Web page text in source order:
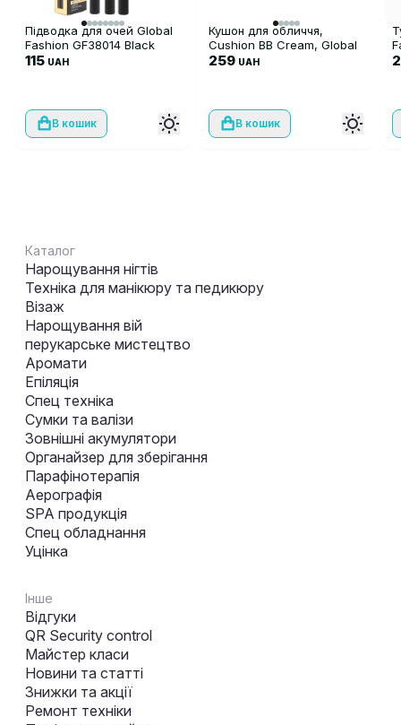
Підводка для очей Global
Fashion GF38014 Black
115 UAH
В кошик
Кушон для обличчя,
Cushion BB Cream, Global
Fashion, 12gr, GS02,
259 UAH
В кошик
Каталог
Нарощування нігтів
Техніка для манікюру та педикюру
Візаж
Нарощування вій
перукарське мистецтво
Аромати
Епіляція
Спец техніка
Сумки та валізи
Зовнішні акумулятори
Органайзер для зберігання
Парафінотерапія
Аерографія
SPA продукція
Спец обладнання
Уцінка
Інше
Відгуки
QR Security control
Майстер класи
Новини та статті
Знижки та акції
Ремонт техніки